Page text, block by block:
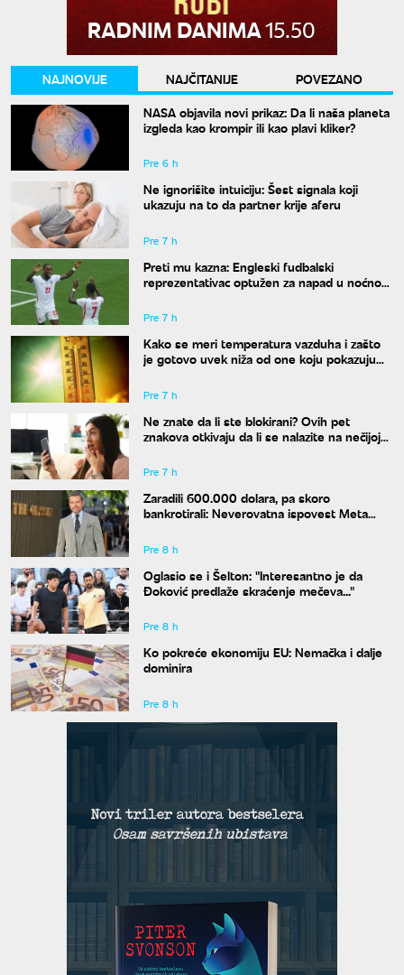
NAJNOVIJE NAJČITANIJE
POVEZANO
NASA objavila novi prikaz: Da li naša planeta
izgleda kao krompir ili kao plavi kliker?
Pre 6 h
Ne ignorišite intuiciju: Šest signala koji
ukazuju na to da partner krije aferu
Pre 7 h
Preti mu kazna: Engleski fudbalski
reprezentativac optužen za napad u noćnom
Pre 7 h
Kako se meri temperatura vazduha i zašto
je gotovo uvek niža od one koju pokazuju
Pre 7 h
Ne znate da li ste blokirani? Ovih pet
znakova otkivaju da li se nalazite na nečijoj
Pre 7 h
Zaradili 600.000 dolara, pa skoro
bankrotirali: Neverovatna ispovest Meta
Pre 8 h
Oglasio se i Šelton: "Interesantno je da
Đoković predlaže skraćenje mečeva..."
Pre 8 h
Ko pokreće ekonomiju EU: Nemačka i dalje
dominira
Pre 8 h